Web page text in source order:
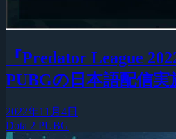
『Predator League
PUBGの日本語配信実
2022年11月4日
Dota 2 PUBG